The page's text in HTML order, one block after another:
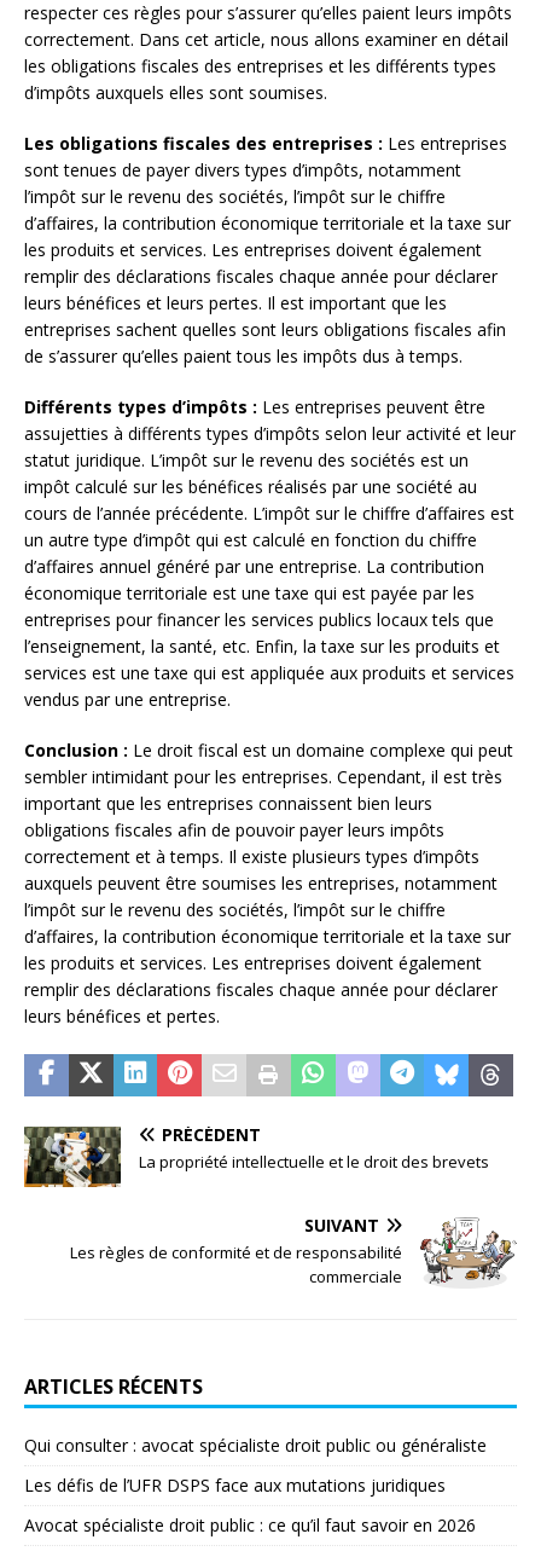
respecter ces règles pour s’assurer qu’elles paient leurs impôts
correctement. Dans cet article, nous allons examiner en détail
les obligations fiscales des entreprises et les différents types
d’impôts auxquels elles sont soumises.
Les obligations fiscales des entreprises : Les entreprises
sont tenues de payer divers types d’impôts, notamment
l’impôt sur le revenu des sociétés, l’impôt sur le chiffre
d’affaires, la contribution économique territoriale et la taxe sur
les produits et services. Les entreprises doivent également
remplir des déclarations fiscales chaque année pour déclarer
leurs bénéfices et leurs pertes. Il est important que les
entreprises sachent quelles sont leurs obligations fiscales afin
de s’assurer qu’elles paient tous les impôts dus à temps.
Différents types d’impôts : Les entreprises peuvent être
assujetties à différents types d’impôts selon leur activité et leur
statut juridique. L’impôt sur le revenu des sociétés est un
impôt calculé sur les bénéfices réalisés par une société au
cours de l’année précédente. L’impôt sur le chiffre d’affaires est
un autre type d’impôt qui est calculé en fonction du chiffre
d’affaires annuel généré par une entreprise. La contribution
économique territoriale est une taxe qui est payée par les
entreprises pour financer les services publics locaux tels que
l’enseignement, la santé, etc. Enfin, la taxe sur les produits et
services est une taxe qui est appliquée aux produits et services
vendus par une entreprise.
Conclusion : Le droit fiscal est un domaine complexe qui peut
sembler intimidant pour les entreprises. Cependant, il est très
important que les entreprises connaissent bien leurs
obligations fiscales afin de pouvoir payer leurs impôts
correctement et à temps. Il existe plusieurs types d’impôts
auxquels peuvent être soumises les entreprises, notamment
l’impôt sur le revenu des sociétés, l’impôt sur le chiffre
d’affaires, la contribution économique territoriale et la taxe sur
les produits et services. Les entreprises doivent également
remplir des déclarations fiscales chaque année pour déclarer
leurs bénéfices et pertes.
PRÉCÉDENT
La propriété intellectuelle et le droit des brevets
SUIVANT
Les règles de conformité et de responsabilité
commerciale
ARTICLES RÉCENTS
Qui consulter : avocat spécialiste droit public ou généraliste
Les défis de l’UFR DSPS face aux mutations juridiques
Avocat spécialiste droit public : ce qu’il faut savoir en 2026